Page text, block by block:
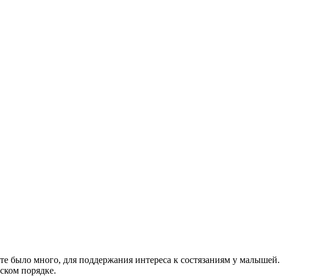
много, для поддержания интереса к состязаниям у малышей.
порядке.